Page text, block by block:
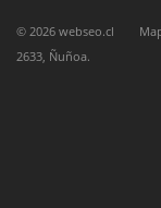
© 2026 webseo.cl
2633, Ñuñoa.